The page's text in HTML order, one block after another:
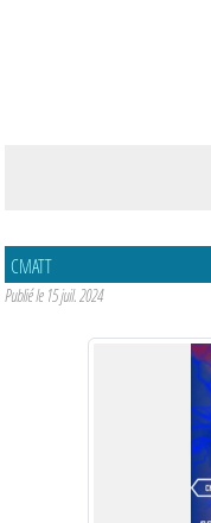
CMATT
Publié le 15 juil. 2024